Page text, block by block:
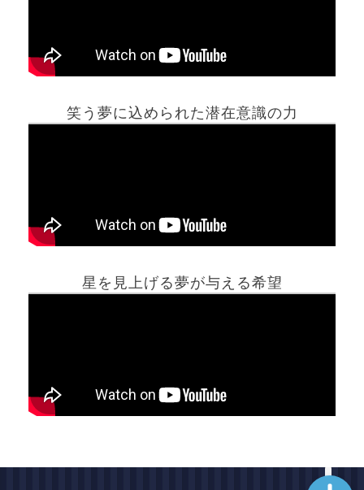
笑う夢に込められた潜在意識の力
星を見上げる夢が与える希望
ホーム
最新記事動画